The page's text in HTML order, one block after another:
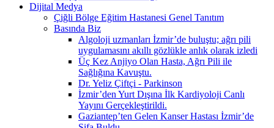
Dijital Medya
Çiğli Bölge Eğitim Hastanesi Genel Tanıtım
Basında Biz
Algoloji uzmanları İzmir’de buluştu; ağrı pili
uygulamasını akıllı gözlükle anlık olarak izledi
Üç Kez Anjiyo Olan Hasta, Ağrı Pili ile
Sağlığına Kavuştu.
Dr. Yeliz Çiftçi - Parkinson
İzmir’den Yurt Dışına İlk Kardiyoloji Canlı
Yayını Gerçekleştirildi.
Gaziantep’ten Gelen Kanser Hastası İzmir’de